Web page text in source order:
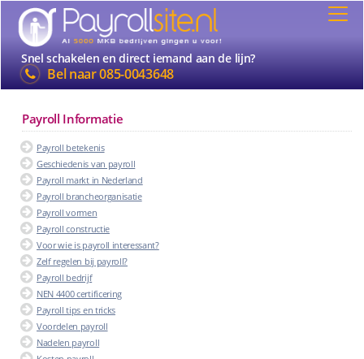
Snel schakelen en direct iemand aan de lijn?
Bel naar085-0043648
Payroll Informatie
Payroll betekenis
Geschiedenis van payroll
Payroll markt in Nederland
Payroll brancheorganisatie
Payroll vormen
Payroll constructie
Voor wie is payroll interessant?
Zelf regelen bij payroll?
Payroll bedrijf
NEN 4400 certificering
Payroll tips en tricks
Voordelen payroll
Nadelen payroll